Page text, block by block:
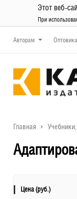
Этот веб-
При
Авторам
Главная
Цена (руб.)